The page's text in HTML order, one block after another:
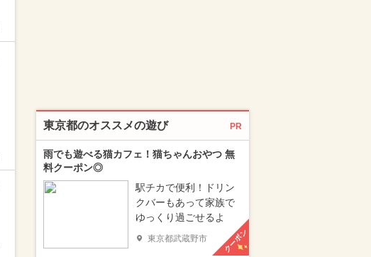
東京都のオススメの遊び PR
雨でも遊べる猫カフェ！猫ちゃんおやつ 無
料クーポン◎
駅チカで便利！ドリン
クバーもあって家族で
ゆっくり過ごせるよ
東京都武蔵野市 クーポン